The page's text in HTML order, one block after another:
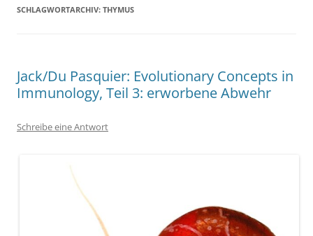
SCHLAGWORTARCHIV: THYMUS
Jack/Du Pasquier: Evolutionary Concepts in
Immunology, Teil 3: erworbene Abwehr
Schreibe eine Antwort